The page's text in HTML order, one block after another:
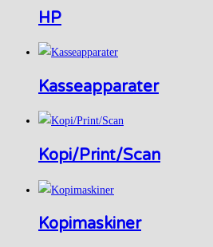
HP
Kasseapparater
Kopi/Print/Scan
Kopimaskiner